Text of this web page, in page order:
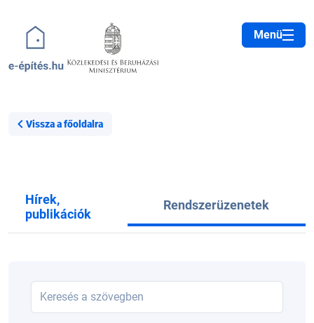
Menü
Vissza a főoldalra
Hírek,
publikációk
Rendszerüzenetek